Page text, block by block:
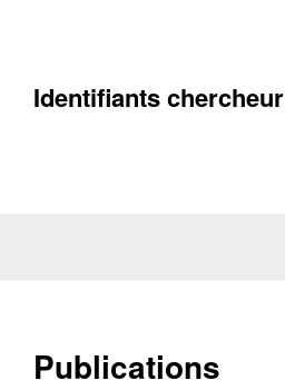
Identifiants chercheur
Publications